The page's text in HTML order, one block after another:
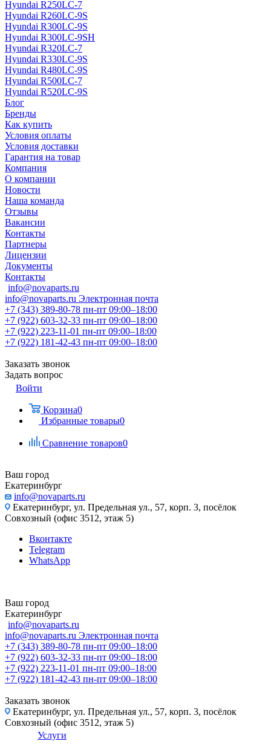
Hyundai R250LC-7
Hyundai R260LC-9S
Hyundai R300LC-9S
Hyundai R300LC-9SH
Hyundai R320LC-7
Hyundai R330LC-9S
Hyundai R480LC-9S
Hyundai R500LC-7
Hyundai R520LC-9S
Блог
Бренды
Как купить
Условия оплаты
Условия доставки
Гарантия на товар
Компания
О компании
Новости
Наша команда
Отзывы
Вакансии
Контакты
Партнеры
Лицензии
Документы
Контакты
info@novaparts.ru
info@novaparts.ru Электронная почта
+7 (343) 389-80-78 пн-пт 09:00–18:00
+7 (922) 603-32-33 пн-пт 09:00–18:00
+7 (922) 223-11-01 пн-пт 09:00–18:00
+7 (922) 181-42-43 пн-пт 09:00–18:00
Заказать звонок
Задать вопрос
Войти
Корзина0
Избранные товары0
Сравнение товаров0
Ваш город
Екатеринбург
info@novaparts.ru
Екатеринбург, ул. Предельная ул., 57, корп. 3, посёлок
Совхозный (офис 3512, этаж 5)
Вконтакте
Telegram
WhatsApp
Ваш город
Екатеринбург
info@novaparts.ru
info@novaparts.ru Электронная почта
+7 (343) 389-80-78 пн-пт 09:00–18:00
+7 (922) 603-32-33 пн-пт 09:00–18:00
+7 (922) 223-11-01 пн-пт 09:00–18:00
+7 (922) 181-42-43 пн-пт 09:00–18:00
Заказать звонок
Екатеринбург, ул. Предельная ул., 57, корп. 3, посёлок
Совхозный (офис 3512, этаж 5)
Услуги